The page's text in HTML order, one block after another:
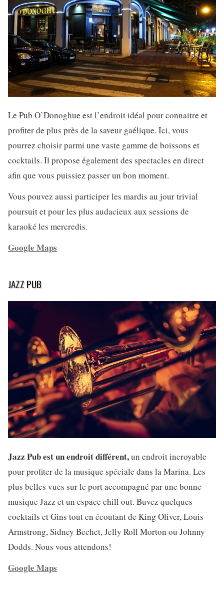
Le Pub O’Donoghue est l’endroit idéal pour connaitre et
profiter de plus près de la saveur gaélique. Ici, vous
pourrez choisir parmi une vaste gamme de boissons et
cocktails. Il propose également des spectacles en direct
afin que vous puissiez passer un bon moment.
Vous pouvez aussi participer les mardis au jour trivial
poursuit et pour les plus audacieux aux sessions de
karaoké les mercredis.
Google Maps
JAZZ PUB
Jazz Pub est un endroit différent,un endroit incroyable
pour profiter de la musique spéciale dans la Marina. Les
plus belles vues sur le port accompagné par une bonne
musique Jazz et un espace chill out. Buvez quelques
cocktails et Gins tout en écoutant de King Oliver, Louis
Armstrong, Sidney Bechet, Jelly Roll Morton ou Johnny
Dodds. Nous vous attendons!
Google Maps